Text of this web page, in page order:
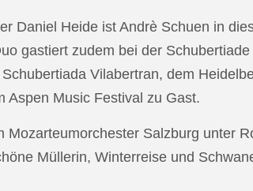
Daniel Heide ist Andrè Schuen in
gastiert zudem bei der Schubertiade
Vilabertran, dem
Aspen Music Festival zu Gast.
Salzburg unter
Müllerin, Winterreise und